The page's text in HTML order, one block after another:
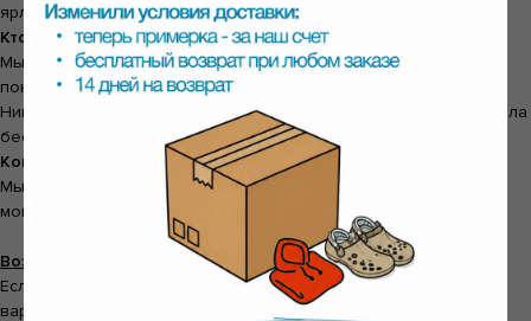
ярлыки должны быть сохранены.
Кто платит за возврат:
Мы. Всегда. Независимо от причины — не подошёл размер, не
понравился цвет, передумали, брак.
Никаких скрытых платежей. Даже если при заказе доставка была
бесплатной — мы ничего не удерживаем.
Когда придут деньги:
Мы вернём стоимость товара в течение
3 рабочих дней
момента получения посылки на нашем складе.
Возврат через СДЭК
Если при заказе вы выбрали доставку СДЭК, у вас есть два
варианта: